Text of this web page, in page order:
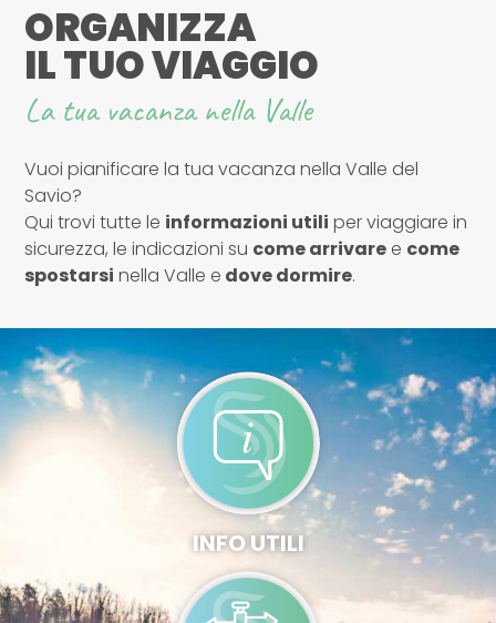
ORGANIZZA
IL TUO VIAGGIO
La tua vacanza nella Valle
Vuoi pianificare la tua vacanza nella Valle del
Savio?
Qui trovi tutte le informazioni utili per viaggiare in
sicurezza, le indicazioni su come arrivare e come
spostarsi nella Valle e dove dormire.
INFO UTILI